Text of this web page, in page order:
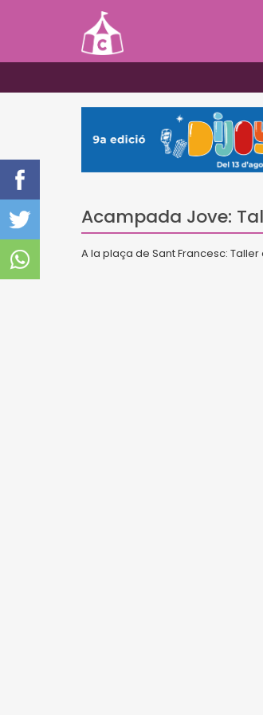
Acampada Jove:
A la plaça de Sant Francesc: Taller